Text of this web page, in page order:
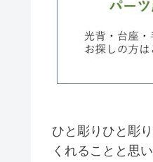
ひと彫りひと彫
くれることと思い